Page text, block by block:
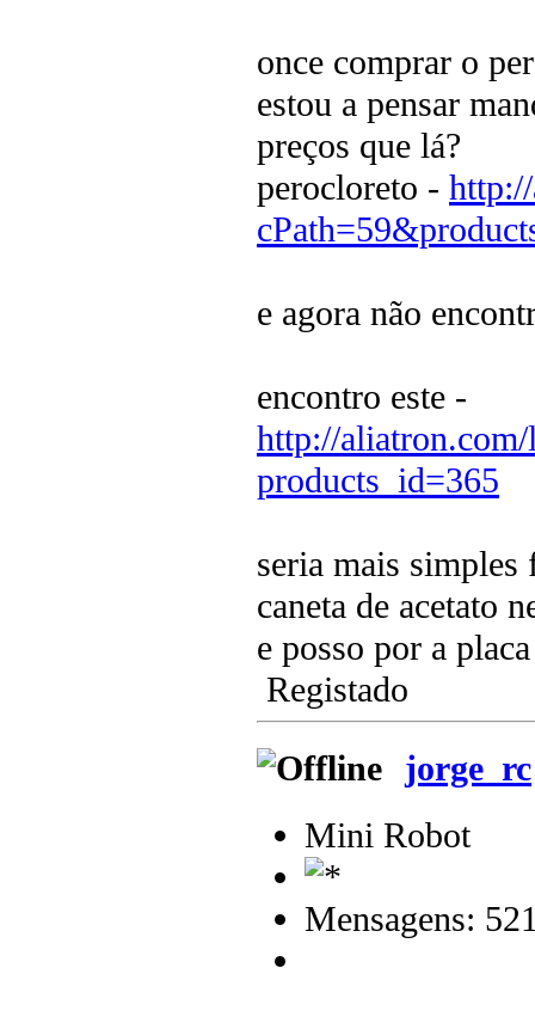
once comprar o
estou a pensar
preços que lá?
perocloreto -
e agora não
encontro este -
http://
products_id=365
seria mais simples
caneta de acetato
e posso por a
Registado
jorge_rc
Mini Robot
Mensagens: